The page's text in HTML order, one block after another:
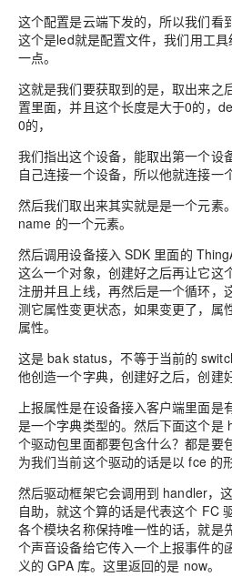
这个配置是云端下发的，所以我们看
这个是led就是配置文件，我们用工
一点。
这就是我们要获取到的是，取出来之
置里面，并且这个长度是大于0的，
0的，
我们指出这个设备， 能取出第一个设
自己连接一个设备，所以他就连接一
然后我们取出来其实就是是一个元素。
name 的一个元素。
然后调用设备接入 SDK 里面的
这么一个对象，创建好之后再让它这
注册并且上线，再然后是一个循环，
测它属性变更状态，如果变更了，属
属性。
这是 bak status，不等于当前的
他创造一个字典， 创建好之后，创建
上报属性是在设备接入客户端里面是
是一个字典类型的。然后下面这个是
个驱动包里面都要包含什么？都是要
为我们当前这个驱动的话是以 fce 的
然后驱动框架它会调用到 handler，
自助，就这个算的话是代表这个 FC
各个模块名称保持唯一性的话，就是
个声音设备给它传入一个上报事件的
义的 GPA 库。这里返回的是 now。